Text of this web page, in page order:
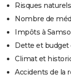
Risques
Nombre de
Impôts à
Dette et budget
Climat et
Accidents de la